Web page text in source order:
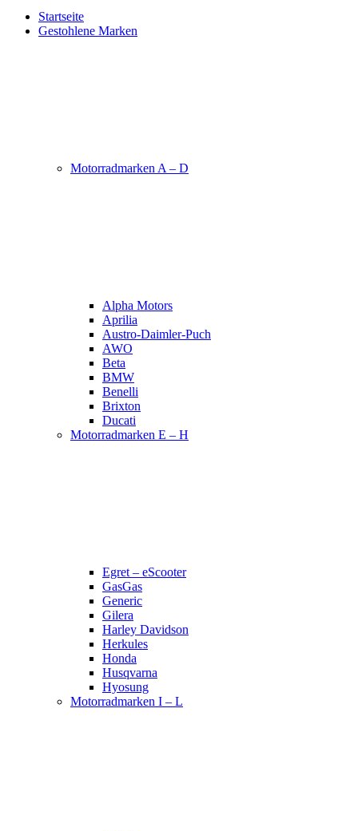
Startseite
Gestohlene Marken
Motorradmarken A – D
Alpha Motors
Aprilia
Austro-Daimler-Puch
AWO
Beta
BMW
Benelli
Brixton
Ducati
Motorradmarken E – H
Egret – eScooter
GasGas
Generic
Gilera
Harley Davidson
Herkules
Honda
Husqvarna
Hyosung
Motorradmarken I – L